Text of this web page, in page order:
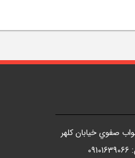
صفوي خيابان کلهر